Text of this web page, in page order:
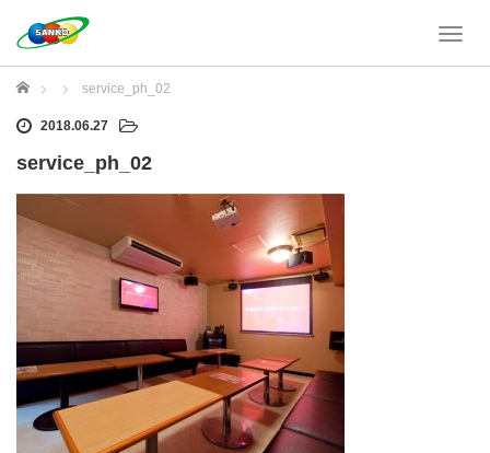
T
ホーム service_ph_02
2018.06.27
service_ph_02